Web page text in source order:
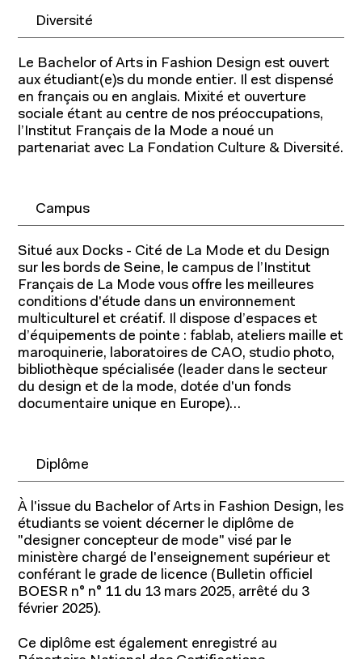
Programmes pour étudiants
Programmes pour professionnels
Diversité
Le Bachelor of Arts in Fashion Design est ouvert
aux étudiant(e)s du monde entier. Il est dispensé
en français ou en anglais. Mixité et ouverture
sociale étant au centre de nos préoccupations,
l’Institut Français de la Mode a noué un
partenariat avec La Fondation Culture & Diversité.
Campus
Situé aux Docks - Cité de La Mode et du Design
sur les bords de Seine, le campus de l’Institut
Français de La Mode vous offre les meilleures
conditions d'étude dans un environnement
multiculturel et créatif. Il dispose d’espaces et
d’équipements de pointe : fablab, ateliers maille et
maroquinerie, laboratoires de CAO, studio photo,
bibliothèque spécialisée (leader dans le secteur
du design et de la mode, dotée d'un fonds
documentaire unique en Europe)…
Diplôme
À l'issue du Bachelor of Arts in Fashion Design, les
étudiants se voient décerner le diplôme de
"designer concepteur de mode" visé par le
ministère chargé de l'enseignement supérieur et
conférant le grade de licence (Bulletin officiel
BOESR n° n° 11 du 13 mars 2025, arrêté du 3
février 2025).
Ce diplôme est également enregistré au